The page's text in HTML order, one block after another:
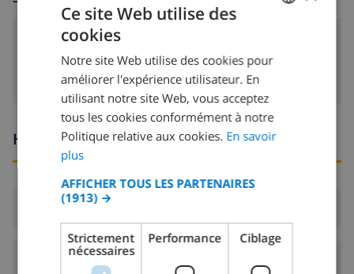
poêle (bois)
Heures d'arrivée et de départ
Arrivée:
Avant: 10:00
DUTCH
SPANISH
GERMAN
DANISH
Ce site Web utilise des
cookies
Notre site Web utilise des cookies pour
améliorer l'expérience utilisateur. En
utilisant notre site Web, vous acceptez
tous les cookies conformément à notre
Politique relative aux cookies. En savoir
plus
AFFICHER TOUS LES PARTENAIRES
(1913) →
Strictement
nécessaires
Performance Ciblage